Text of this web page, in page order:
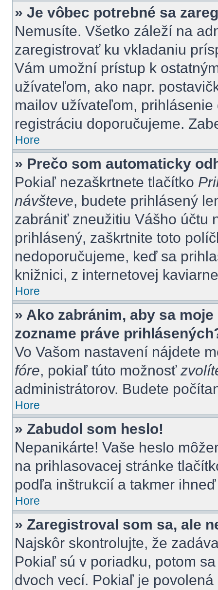
» Je vôbec potrebné sa
Nemusíte. Všetko záleží na
zaregistrovať ku vkladaniu
Vám umožní prístup k
užívateľom, ako napr.
mailov užívateľom,
registráciu doporučujeme.
Hore
» Prečo som automaticky
Pokiaľ nezaškrtnete tlačítko
návšteve, budete prihlásený
zabrániť zneužitiu Vášho účtu
prihlásený, zaškrtnite toto
nedoporučujeme, keď sa
knižnici, z internetovej
Hore
» Ako zabránim, aby sa
zozname práve
Vo Vašom nastavení nájdete
fóre, pokiaľ túto možnosť
administrátorov. Budete
Hore
» Zabudol som heslo!
Nepanikárte! Vaše heslo
na prihlasovacej stránke
podľa inštrukcií a takmer
Hore
» Zaregistroval som sa, ale
Najskôr skontrolujte, že
Pokiaľ sú v poriadku, potom
dvoch vecí. Pokiaľ je